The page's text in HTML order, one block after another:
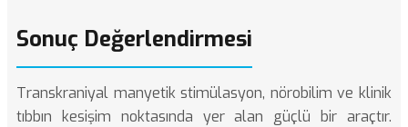
Sonuç Değerlendirmesi
Transkraniyal manyetik stimülasyon, nörobilim ve klinik
tıbbın kesişim noktasında yer alan güçlü bir araçtır.